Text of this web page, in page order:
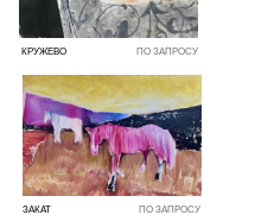
ПО ЗАПРОСУ
ЗАКАТ
ПО ЗАПРОСУ
КРУЖЕВО